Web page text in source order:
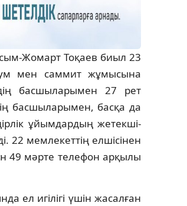
Жомарт Тоқаев биыл 23
мен саммит жұмысына
басшыларымен 27 рет
басшыларымен, басқа да
ұйымдардың жетекші­
22 мемлекеттің елшісінен
49 мәрте телефон арқылы
ел игілігі үшін жасалған